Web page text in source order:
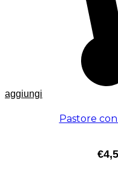
aggiungi
Pastore
€